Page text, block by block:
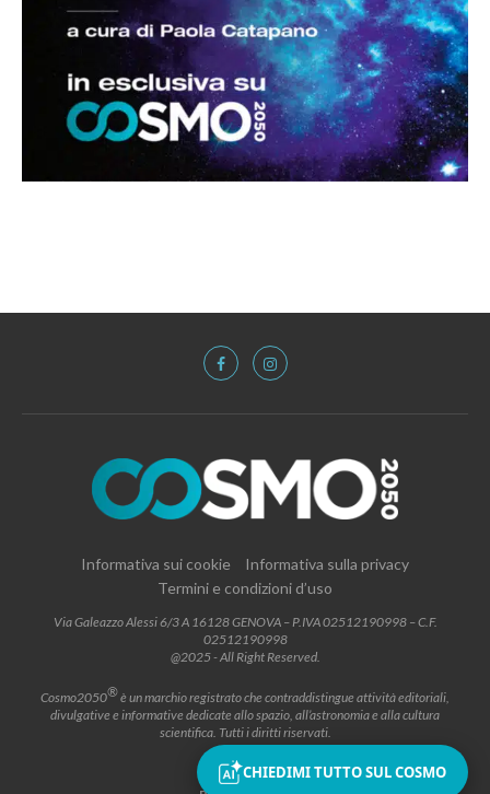
Informativa sui cookie
Informativa sulla privacy
Termini e condizioni d’uso
Via Galeazzo Alessi 6/3 A 16128 GENOVA – P.IVA 02512190998 – C.F.
02512190998
@2025 - All Right Reserved.
Cosmo2050®è un marchio registrato che contraddistingue attività editoriali,
divulgative e informative dedicate allo spazio, all’astronomia e alla cultura
scientifica. Tutti i diritti riservati.
CHIEDIMI TUTTO SUL COSMO